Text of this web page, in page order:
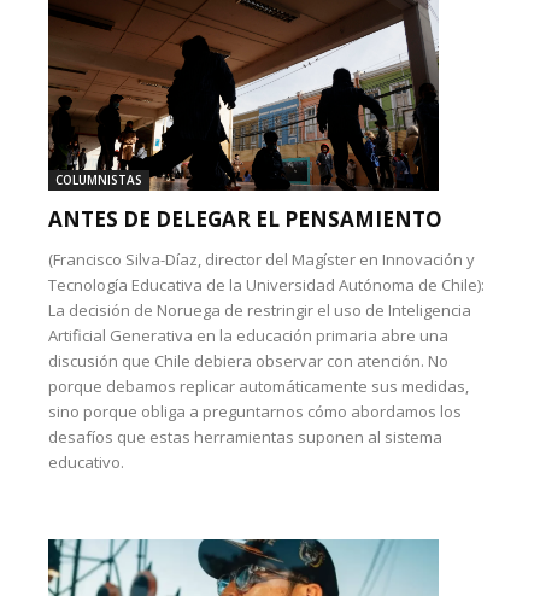
COLUMNISTAS
ANTES DE DELEGAR EL PENSAMIENTO
(Francisco Silva-Díaz, director del Magíster en Innovación y
Tecnología Educativa de la Universidad Autónoma de Chile):
La decisión de Noruega de restringir el uso de Inteligencia
Artificial Generativa en la educación primaria abre una
discusión que Chile debiera observar con atención. No
porque debamos replicar automáticamente sus medidas,
sino porque obliga a preguntarnos cómo abordamos los
desafíos que estas herramientas suponen al sistema
educativo.